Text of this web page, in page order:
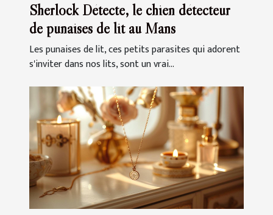
Sherlock Détecte, le chien détecteur
de punaises de lit au Mans
Les punaises de lit, ces petits parasites qui adorent
s'inviter dans nos lits, sont un vrai...